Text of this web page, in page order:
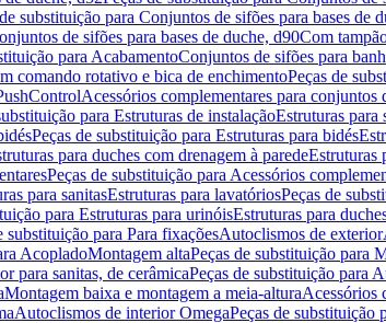
substituição para Conjuntos de sifões para bases de
de sifões para bases de duche, d90Com
para AcabamentoConjuntos de sifões para
comando rotativo e bica de enchimentoPeças de
Acessórios complementares para conjuntos
para Estruturas de instalaçãoEstruturas para
Peças de substituição para Estruturas para bidés
para duches com drenagem à paredeEstruturas
Peças de substituição para Acessórios
para sanitasEstruturas para lavatóriosPeças de
para Estruturas para urinóisEstruturas para
substituição para Para fixaçõesAutoclismos de exterior
AcopladoMontagem altaPeças de substituição para
para sanitas, de cerâmicaPeças de substituição para
Montagem baixa e montagem a meia-alturaAcessórios
Autoclismos de interior OmegaPeças de substituição